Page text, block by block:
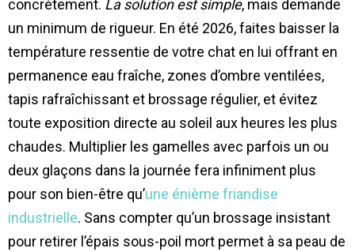
concrètement. La solution est simple, mais demande
un minimum de rigueur. En été 2026, faites baisser la
température ressentie de votre chat en lui offrant en
permanence eau fraîche, zones d’ombre ventilées,
tapis rafraîchissant et brossage régulier, et évitez
toute exposition directe au soleil aux heures les plus
chaudes. Multiplier les gamelles avec parfois un ou
deux glaçons dans la journée fera infiniment plus
pour son bien-être qu’une énième friandise
industrielle. Sans compter qu’un brossage insistant
pour retirer l’épais sous-poil mort permet à sa peau de